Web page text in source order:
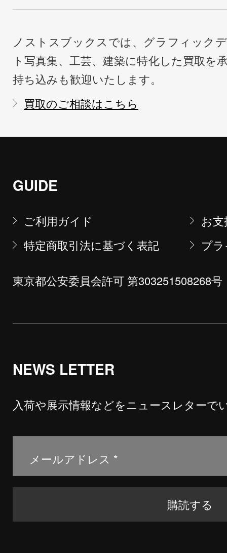
ノストスブックスでは、グラフィック
ト写真集、工芸、建築に特化した買取を
持ち込みも歓迎いたします。
買取のご相談はこちら
GUIDE
ご利用ガイド
お
特定商取引法に基づく表記
プ
東京都公安委員会許可 第303251508268号
NEWS LETTER
入荷や展示情報などをニュースレターで